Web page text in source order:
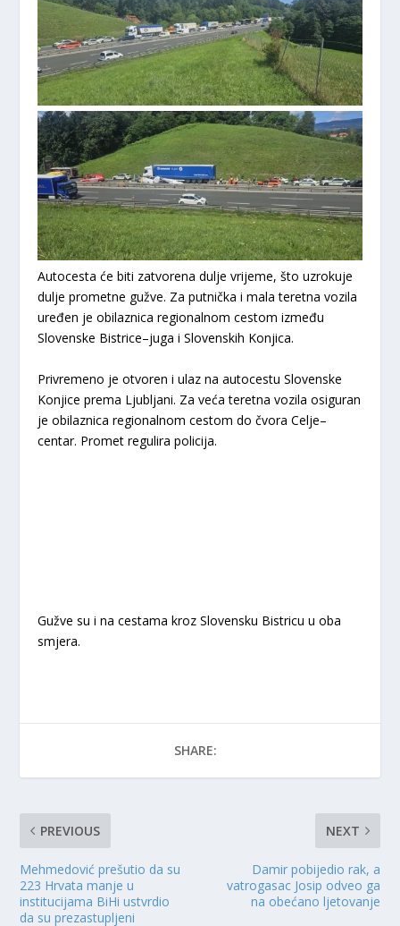
Autocesta će biti zatvorena dulje vrijeme, što uzrokuje
dulje prometne gužve. Za putnička i mala teretna vozila
uređen je obilaznica regionalnom cestom između
Slovenske Bistrice–juga i Slovenskih Konjica.
Privremeno je otvoren i ulaz na autocestu Slovenske
Konjice prema Ljubljani. Za veća teretna vozila osiguran
je obilaznica regionalnom cestom do čvora Celje–
centar. Promet regulira policija.
Gužve su i na cestama kroz Slovensku Bistricu u oba
smjera.
SHARE:
PREVIOUS
Mehmedović prešutio da su
223 Hrvata manje u
institucijama BiHi ustvrdio
da su prezastupljeni
NEXT
Damir pobijedio rak, a
vatrogasac Josip odveo ga
na obećano ljetovanje